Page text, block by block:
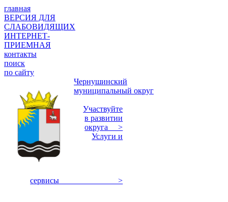
главная
ВЕРСИЯ ДЛЯ
СЛАБОВИДЯЩИХ
ИНТЕРНЕТ-
ПРИЕМНАЯ
контакты
поиск
по сайту
Чернушинский
муниципальный округ
Участвуйте
в развитии
округа >
Услуги и
сервисы >